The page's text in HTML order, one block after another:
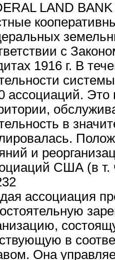
LAND
с
1916 г. В
ассоциаций. Это
в
и
США (в т.
ассоциация
в
Она